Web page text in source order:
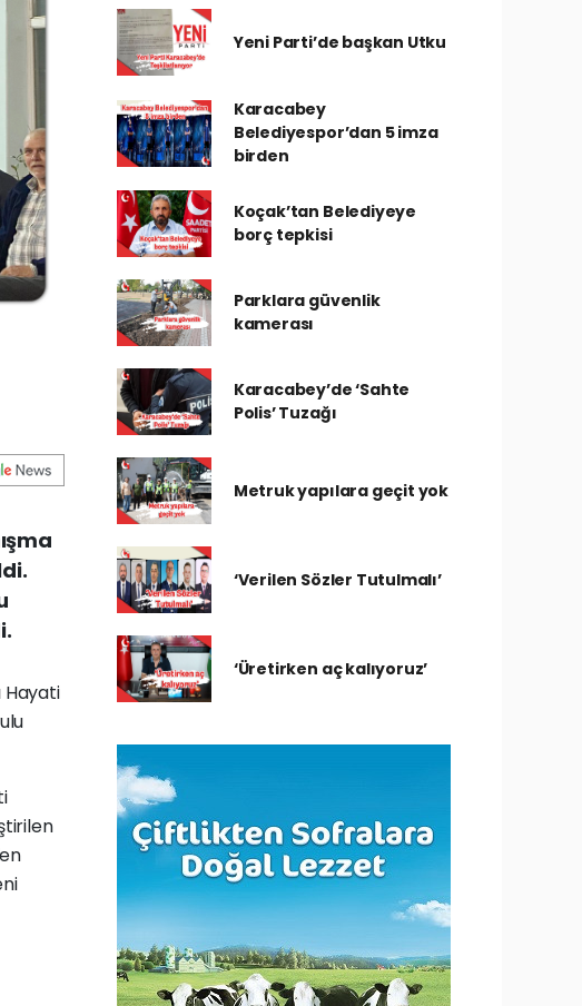
Hayati
Yeni Parti’de başkan Utku
Karacabey
Belediyespor’dan 5 imza
birden
Koçak’tan Belediyeye
borç tepkisi
Parklara güvenlik
kamerası
Karacabey’de ‘Sahte
Polis’ Tuzağı
Metruk yapılara geçit yok
‘Verilen Sözler Tutulmalı’
‘Üretirken aç kalıyoruz’